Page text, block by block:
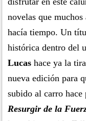
novelas que
hacía tiempo. Un
histórica dentro del
Lucas hace ya la
nueva edición para
subido al carro
Resurgir de la